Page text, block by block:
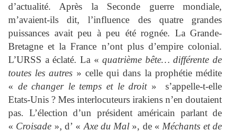
d’actualité. Après la Seconde guerre mondiale,
m’avaient-ils dit, l’influence des quatre grandes
puissances avait peu à peu été rognée. La Grande-
Bretagne et la France n’ont plus d’empire colonial.
L’URSS a éclaté. La «quatrième bête… différente de
toutes les autres » celle qui dans la prophétie médite
« de changer le temps et le droit» s’appelle-t-elle
Etats-Unis ? Mes interlocuteurs irakiens n’en doutaient
pas. L’élection d’un président américain parlant de
« Croisade », d’ « Axe du Mal », de « Méchants et de